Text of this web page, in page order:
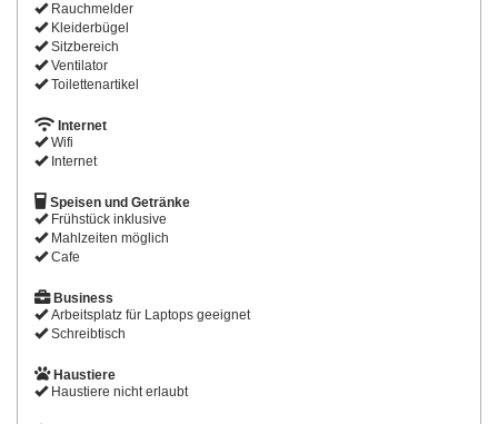
Rauchmelder
Kleiderbügel
Sitzbereich
Ventilator
Toilettenartikel
Internet
Wifi
Internet
Speisen und Getränke
Frühstück inklusive
Mahlzeiten möglich
Cafe
Business
Arbeitsplatz für Laptops geeignet
Schreibtisch
Haustiere
Haustiere nicht erlaubt